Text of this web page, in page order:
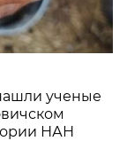
ученые
НАН